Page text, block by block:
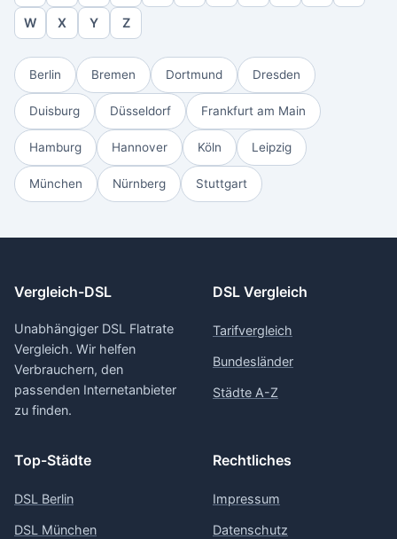
W X Y Z
Berlin Bremen Dortmund Dresden
Duisburg Düsseldorf Frankfurt am Main
Hamburg Hannover Köln Leipzig
München Nürnberg Stuttgart
Vergleich-DSL
Unabhängiger DSL Flatrate
Vergleich. Wir helfen
Verbrauchern, den
passenden Internetanbieter
zu finden.
DSL Vergleich
Tarifvergleich
Bundesländer
Städte A-Z
Top-Städte
DSL Berlin
DSL München
Rechtliches
Impressum
Datenschutz